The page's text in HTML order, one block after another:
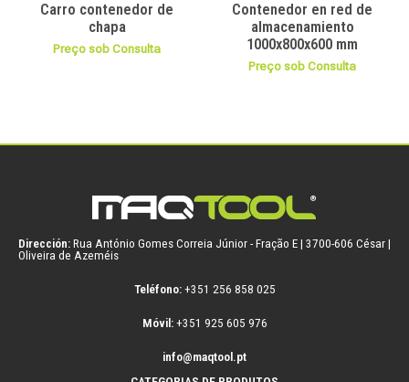
Carro contenedor de
chapa
Preço sob Consulta
Contenedor en red de
almacenamiento
1000x800x600 mm
Preço sob Consulta
Dirección: Rua António Gomes Correia Júnior - Fração E | 3700-606 César |
Oliveira de Azeméis
Teléfono:+351 256 858 025
Móvil:+351 925 605 976
info@maqtool.pt